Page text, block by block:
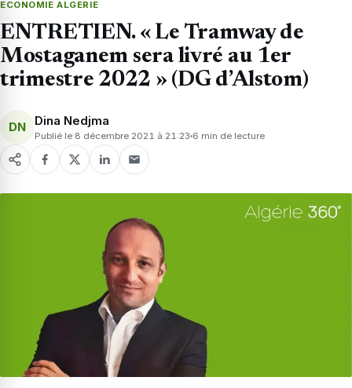
ECONOMIE ALGERIE
ENTRETIEN. « Le Tramway de
Mostaganem sera livré au 1er
trimestre 2022 » (DG d’Alstom)
DN Dina Nedjma
Publié le 8 décembre 2021 à 21:23 6 min de lecture